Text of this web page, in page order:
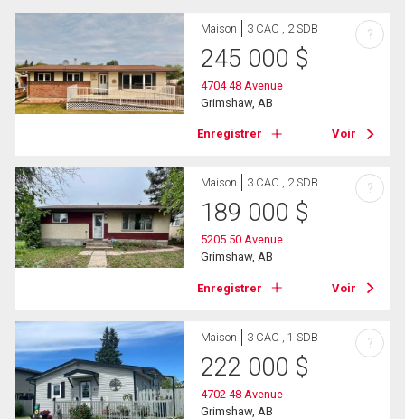
Maison 3 CAC , 2 SDB
245 000 $
4704 48 Avenue
Grimshaw, AB
Enregistrer Voir
?
Maison 3 CAC , 2 SDB
189 000 $
5205 50 Avenue
Grimshaw, AB
Enregistrer Voir
?
Maison 3 CAC , 1 SDB
222 000 $
4702 48 Avenue
Grimshaw, AB
?